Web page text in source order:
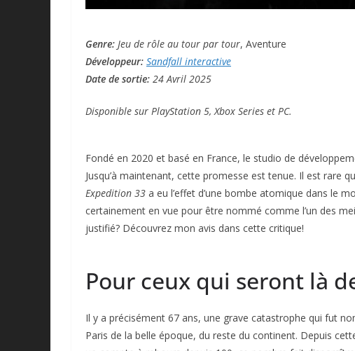
Genre: Jeu de rôle au tour par tour, Aventure
Développeur: Sandfall interactive
Date de sortie: 24 Avril 2025
Disponible sur PlayStation 5, Xbox Series et PC.
Fondé en 2020 et basé en France, le studio de
Jusqu’à maintenant, cette promesse est tenue. Il est rare
Expedition 33 a eu l’effet d’une bombe atomique dans le
certainement en vue pour être nommé comme l’un des
justifié? Découvrez mon avis dans cette critique!
Pour ceux qui seront là
Il y a précisément 67 ans, une grave catastrophe qui fut
Paris de la belle époque, du reste du continent. Depuis